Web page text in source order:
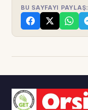
BU SAYFAYI PAYLAŞ: